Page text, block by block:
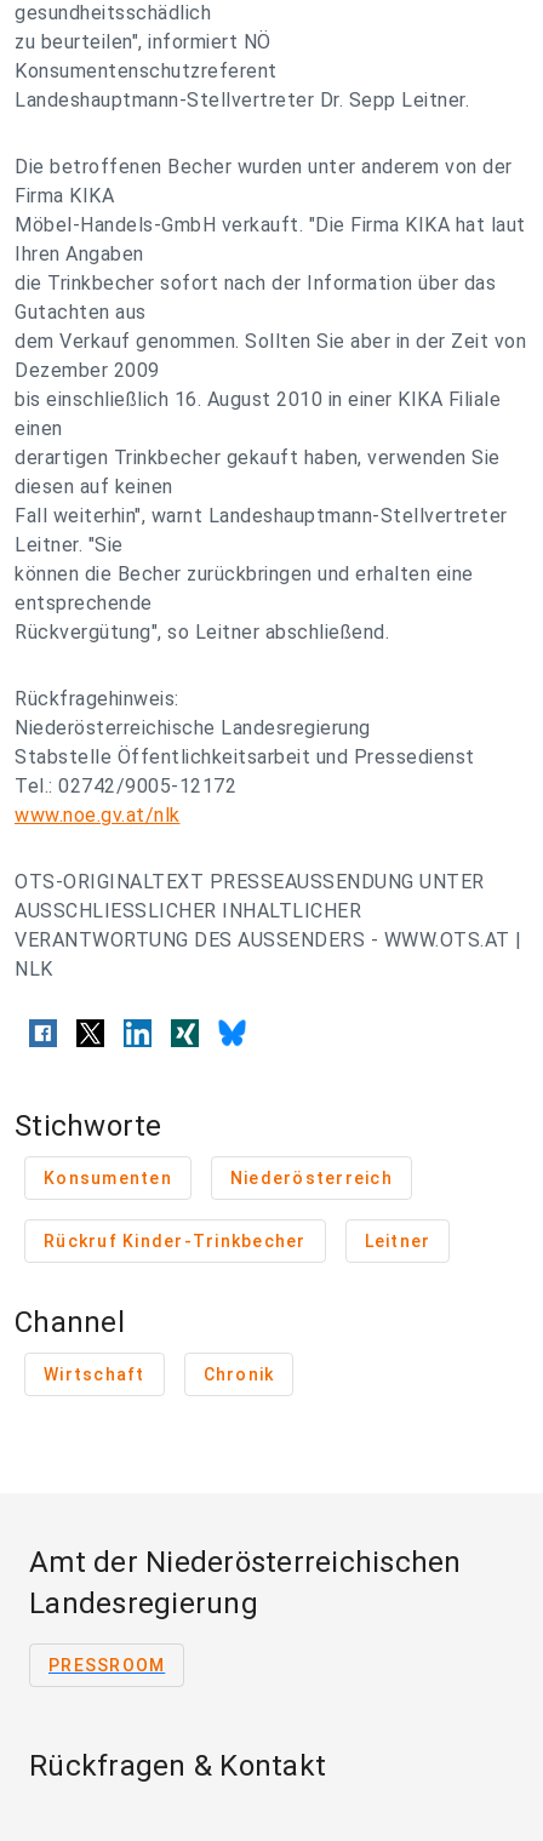
gesundheitsschädlich
zu beurteilen", informiert NÖ
Konsumentenschutzreferent
Landeshauptmann-Stellvertreter Dr. Sepp Leitner.
Die betroffenen Becher wurden unter anderem von der
Firma KIKA
Möbel-Handels-GmbH verkauft. "Die Firma KIKA hat laut
Ihren Angaben
die Trinkbecher sofort nach der Information über das
Gutachten aus
dem Verkauf genommen. Sollten Sie aber in der Zeit von
Dezember 2009
bis einschließlich 16. August 2010 in einer KIKA Filiale
einen
derartigen Trinkbecher gekauft haben, verwenden Sie
diesen auf keinen
Fall weiterhin", warnt Landeshauptmann-Stellvertreter
Leitner. "Sie
können die Becher zurückbringen und erhalten eine
entsprechende
Rückvergütung", so Leitner abschließend.
Rückfragehinweis:
Niederösterreichische Landesregierung
Stabstelle Öffentlichkeitsarbeit und Pressedienst
Tel.: 02742/9005-12172
www.noe.gv.at/nlk
OTS-ORIGINALTEXT PRESSEAUSSENDUNG UNTER
AUSSCHLIESSLICHER INHALTLICHER
VERANTWORTUNG DES AUSSENDERS - WWW.OTS.AT |
NLK
Stichworte
Konsumenten Niederösterreich
Rückruf Kinder-Trinkbecher Leitner
Channel
Wirtschaft Chronik
Amt der Niederösterreichischen
Landesregierung
PRESSROOM
Rückfragen & Kontakt